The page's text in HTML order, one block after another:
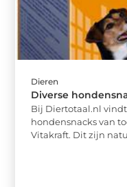
Dieren
Diverse
Bij Diertotaal.nl
hondensnacks van
Vitakraft. Dit zijn